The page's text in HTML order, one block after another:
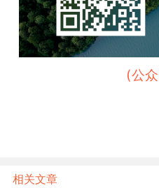
(公
相关文章